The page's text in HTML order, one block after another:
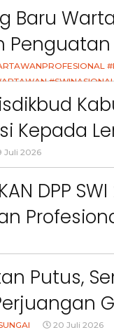
Baru
Kepada
MPLS
Juli 2026
DPP
Impact
Putus,
20 Juli 2026
Pemkab